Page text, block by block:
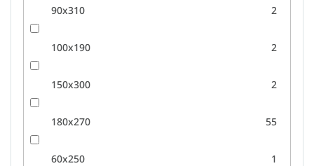
90x310 2
100x190 2
150x300 2
180x270 55
60x250 1